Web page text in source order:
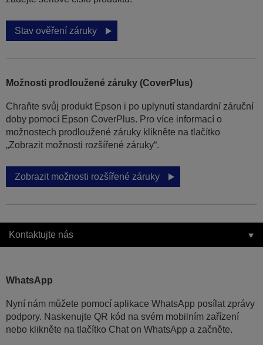
Stav ověření záruky
Možnosti prodloužené záruky (CoverPlus)
Chraňte svůj produkt Epson i po uplynutí standardní záruční
doby pomocí Epson CoverPlus. Pro více informací o
možnostech prodloužené záruky klikněte na tlačítko
„Zobrazit možnosti rozšířené záruky“.
Zobrazit možnosti rozšířené záruky
Kontaktujte nás
WhatsApp
Nyní nám můžete pomocí aplikace WhatsApp posílat zprávy
podpory. Naskenujte QR kód na svém mobilním zařízení
nebo klikněte na tlačítko Chat on WhatsApp a začněte.